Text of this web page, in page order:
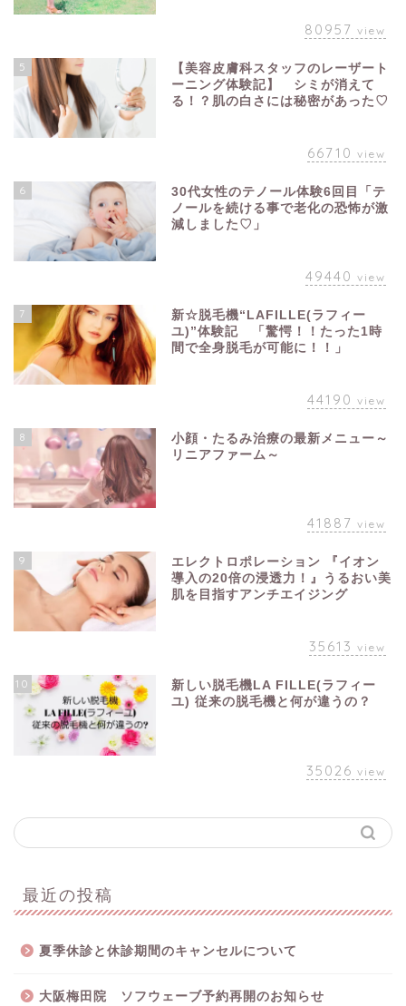
80957 view
5
【美容皮膚科スタッフのレーザート
ーニング体験記】 シミが消えて
る！？肌の白さには秘密があった♡
66710 view
6
30代女性のテノール体験6回目「テ
ノールを続ける事で老化の恐怖が激
減しました♡」
49440 view
7
新☆脱毛機“LAFILLE(ラフィー
ユ)”体験記 「驚愕！！たった1時
間で全身脱毛が可能に！！」
44190 view
8
小顔・たるみ治療の最新メニュー～
リニアファーム～
41887 view
9
エレクトロポレーション 『イオン
導入の20倍の浸透力！』うるおい美
肌を目指すアンチエイジング
35613 view
10
新しい脱毛機LA FILLE(ラフィー
ユ) 従来の脱毛機と何が違うの？
35026 view
最近の投稿
夏季休診と休診期間のキャンセルについて
大阪梅田院 ソフウェーブ予約再開のお知らせ